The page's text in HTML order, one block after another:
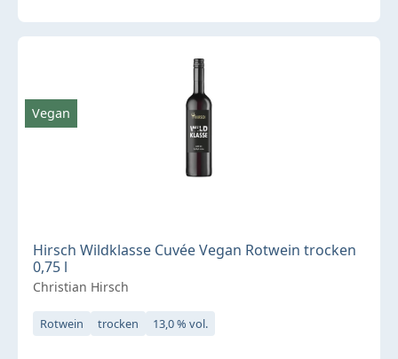
Hirsch Wildklasse Cuvée Vegan Rotwein trocken
0,75 l
Christian Hirsch
Rotwein trocken 13,0 % vol.
Vegan